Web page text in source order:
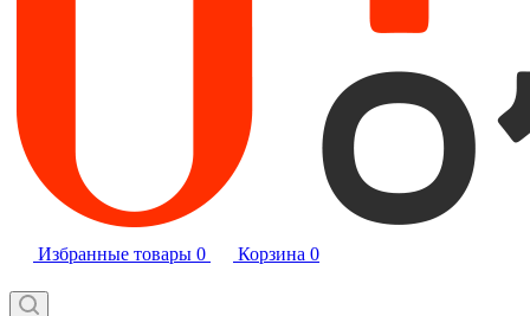
Избранные товары 0 Корзина 0